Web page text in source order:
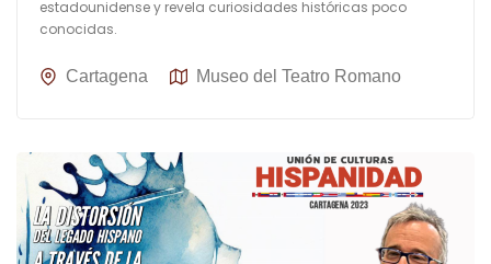
estadounidense y revela curiosidades históricas poco
conocidas.
Cartagena Museo del Teatro Romano